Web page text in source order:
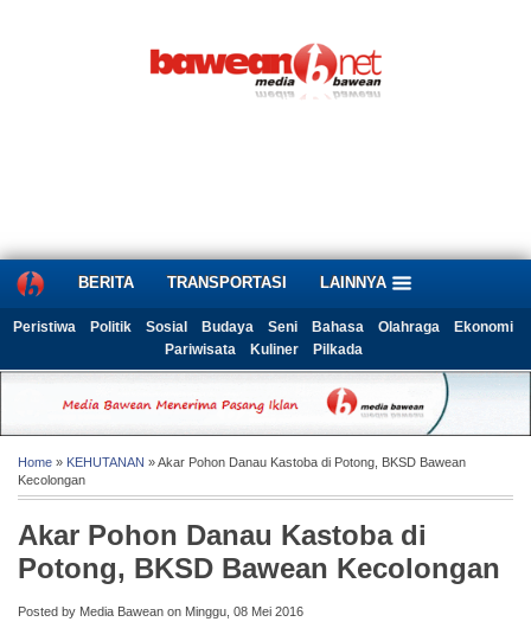
BERITA TRANSPORTASI LAINNYA
Peristiwa Politik Sosial Budaya Seni Bahasa Olahraga
Ekonomi
Pariwisata
Kuliner Pilkada
Home » KEHUTANAN » Akar Pohon Danau Kastoba di Potong, BKSD Bawean
Kecolongan
Akar Pohon Danau Kastoba di
Potong, BKSD Bawean Kecolongan
Posted by Media Bawean on Minggu, 08 Mei 2016